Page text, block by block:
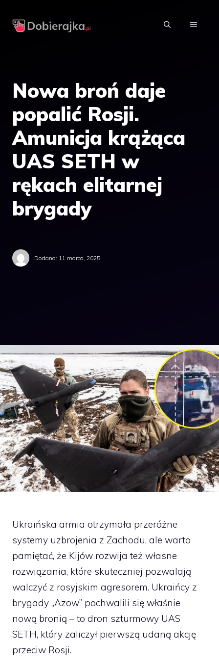
MENU
Nowa broń daje
popalić Rosji.
Amunicja krążąca
UAS SETH w
rękach elitarnej
brygady
Dodano: 11 marca, 2025
Ukraińska armia otrzymała przeróżne
systemy uzbrojenia z Zachodu, ale warto
pamiętać, że Kijów rozwija też własne
rozwiązania, które skuteczniej pozwalają
walczyć z rosyjskim agresorem. Ukraińcy z
brygady „Azow” pochwalili się właśnie
nową bronią – to dron szturmowy UAS
SETH, który zaliczył pierwszą udaną akcję
przeciw Rosji.